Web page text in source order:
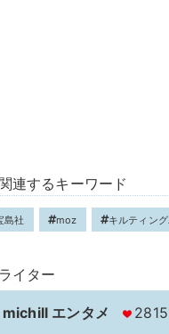
連するキーワード
島社 moz キルティン
イター
michill エンタメ